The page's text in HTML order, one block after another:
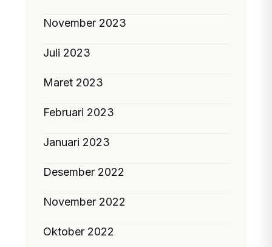
November 2023
Juli 2023
Maret 2023
Februari 2023
Januari 2023
Desember 2022
November 2022
Oktober 2022